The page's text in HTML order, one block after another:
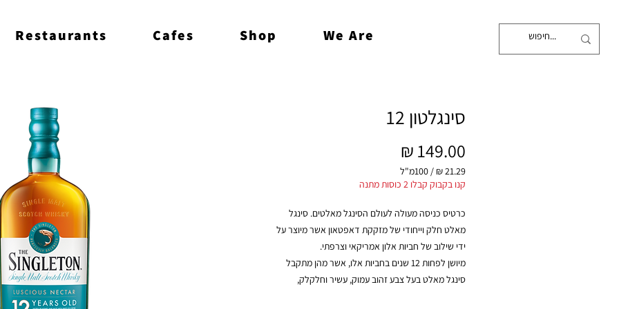
Restaurants Cafes Shop We Are
סינגלטון 12
/ 100מ"ל
‏21.29 ‏₪
100
Milliliters
קנו בקבוק קבלו 2 כוסות מתנה
כרטיס כניסה מעולה לעולם הסינגל מאלטים. סינגל
מאלט חלק וייחודי של מזקקת דאפטאון אשר מיוצר על
ידי שילוב של חביות אלון אמריקאי וצרפתי.
מיושן לפחות 12 שנים בחביות אלו, אשר מהן מתקבל
סינגל מאלט בעל צבע זהוב עמוק, עשיר וחלקלק,